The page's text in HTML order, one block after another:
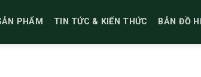
PHẨM TIN TỨC & KIẾN THỨC BẢN ĐỒ